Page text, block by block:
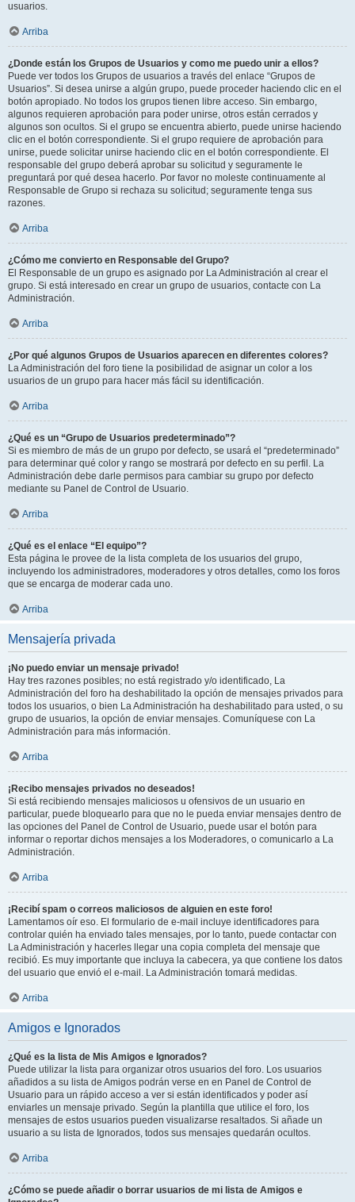
usuarios.
Arriba
¿Donde están los Grupos de Usuarios y como me puedo unir a ellos?
Puede ver todos los Grupos de usuarios a través del enlace “Grupos de
Usuarios”. Si desea unirse a algún grupo, puede proceder haciendo clic en el
botón apropiado. No todos los grupos tienen libre acceso. Sin embargo,
algunos requieren aprobación para poder unirse, otros están cerrados y
algunos son ocultos. Si el grupo se encuentra abierto, puede unirse haciendo
clic en el botón correspondiente. Si el grupo requiere de aprobación para
unirse, puede solicitar unirse haciendo clic en el botón correspondiente. El
responsable del grupo deberá aprobar su solicitud y seguramente le
preguntará por qué desea hacerlo. Por favor no moleste continuamente al
Responsable de Grupo si rechaza su solicitud; seguramente tenga sus
razones.
Arriba
¿Cómo me convierto en Responsable del Grupo?
El Responsable de un grupo es asignado por La Administración al crear el
grupo. Si está interesado en crear un grupo de usuarios, contacte con La
Administración.
Arriba
¿Por qué algunos Grupos de Usuarios aparecen en diferentes colores?
La Administración del foro tiene la posibilidad de asignar un color a los
usuarios de un grupo para hacer más fácil su identificación.
Arriba
¿Qué es un “Grupo de Usuarios predeterminado”?
Si es miembro de más de un grupo por defecto, se usará el “predeterminado”
para determinar qué color y rango se mostrará por defecto en su perfil. La
Administración debe darle permisos para cambiar su grupo por defecto
mediante su Panel de Control de Usuario.
Arriba
¿Qué es el enlace “El equipo”?
Esta página le provee de la lista completa de los usuarios del grupo,
incluyendo los administradores, moderadores y otros detalles, como los foros
que se encarga de moderar cada uno.
Arriba
Mensajería privada
¡No puedo enviar un mensaje privado!
Hay tres razones posibles; no está registrado y/o identificado, La
Administración del foro ha deshabilitado la opción de mensajes privados para
todos los usuarios, o bien La Administración ha deshabilitado para usted, o su
grupo de usuarios, la opción de enviar mensajes. Comuníquese con La
Administración para más información.
Arriba
¡Recibo mensajes privados no deseados!
Si está recibiendo mensajes maliciosos u ofensivos de un usuario en
particular, puede bloquearlo para que no le pueda enviar mensajes dentro de
las opciones del Panel de Control de Usuario, puede usar el botón para
informar o reportar dichos mensajes a los Moderadores, o comunicarlo a La
Administración.
Arriba
¡Recibí spam o correos maliciosos de alguien en este foro!
Lamentamos oír eso. El formulario de e-mail incluye identificadores para
controlar quién ha enviado tales mensajes, por lo tanto, puede contactar con
La Administración y hacerles llegar una copia completa del mensaje que
recibió. Es muy importante que incluya la cabecera, ya que contiene los datos
del usuario que envió el e-mail. La Administración tomará medidas.
Arriba
Amigos e Ignorados
¿Qué es la lista de Mis Amigos e Ignorados?
Puede utilizar la lista para organizar otros usuarios del foro. Los usuarios
añadidos a su lista de Amigos podrán verse en en Panel de Control de
Usuario para un rápido acceso a ver si están identificados y poder así
enviarles un mensaje privado. Según la plantilla que utilice el foro, los
mensajes de estos usuarios pueden visualizarse resaltados. Si añade un
usuario a su lista de Ignorados, todos sus mensajes quedarán ocultos.
Arriba
¿Cómo se puede añadir o borrar usuarios de mi lista de Amigos e